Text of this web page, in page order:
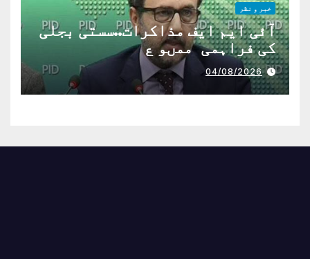
خبر و نظر
آئی ایم ایف مذاکرات..سستی بجلی
کی فراہمی ممںو ع
04/08/2026